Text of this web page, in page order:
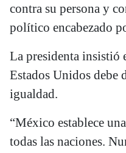
contra su persona y
político encabezado
La presidenta insistió
Estados Unidos debe
igualdad.
“México establece
todas las naciones.